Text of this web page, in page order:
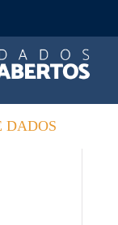
DADOS